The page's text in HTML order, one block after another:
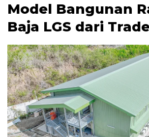
Model Bangunan
Baja LGS dari